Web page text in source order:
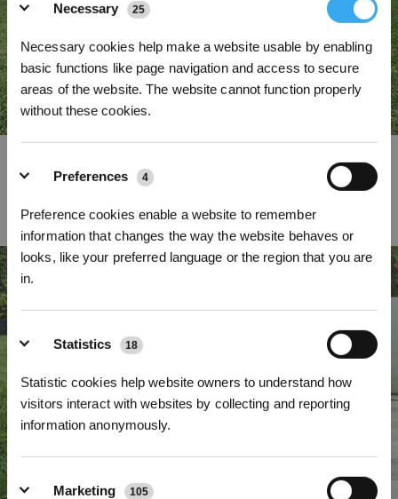
Necessary
25
Necessary cookies help make a website usable by enabling
basic functions like page navigation and access to secure
areas of the website. The website cannot function properly
without these cookies.
Preferences 4
Preference cookies enable a website to remember
information that changes the way the website behaves or
looks, like your preferred language or the region that you are
in.
Statistics 18
Statistic cookies help website owners to understand how
visitors interact with websites by collecting and reporting
information anonymously.
Marketing 105
LELS™, 3D-ToF LiDAR-verstärkte Visual-Navigation
Das LELS™ Panorama, ein 3D-ToF LiDAR- und Dual-Visual-Fusion-
Nahbereichsnavigation und ein unterbrechungsfreies Mäherlebnis in Gärten
normaler Größe, auch in solchen mit komplexen Grundrissen.
* Registrieren und Belohnungen sichern